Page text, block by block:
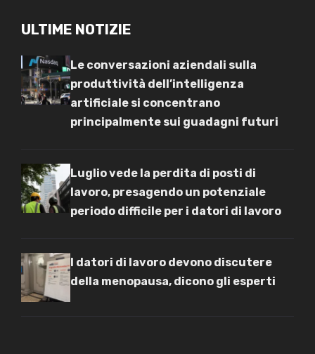
ULTIME NOTIZIE
Le conversazioni aziendali sulla
produttività dell’intelligenza
artificiale si concentrano
principalmente sui guadagni futuri
Luglio vede la perdita di posti di
lavoro, presagendo un potenziale
periodo difficile per i datori di lavoro
I datori di lavoro devono discutere
della menopausa, dicono gli esperti